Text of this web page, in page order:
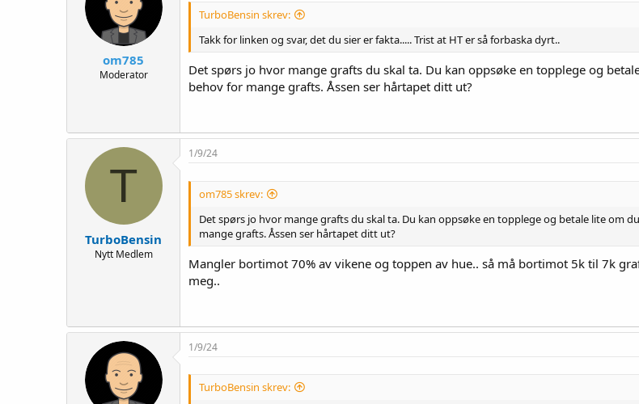
om785
Moderator
TurboBensin skrev:
Takk for linken og svar, det du sier er fakta..... Trist at HT er så forbaska dyrt..
Det spørs jo hvor mange grafts du skal ta. Du kan oppsøke en topplege og
behov for mange grafts. Åssen ser hårtapet ditt ut?
T
TurboBensin
Nytt Medlem
1/9/24
om785 skrev:
Det spørs jo hvor mange grafts du skal ta. Du kan oppsøke en topplege og betale lite om
mange grafts. Åssen ser hårtapet ditt ut?
Mangler bortimot 70% av vikene og toppen av hue.. så må bortimot 5k til 7k
meg..
1/9/24
TurboBensin skrev: